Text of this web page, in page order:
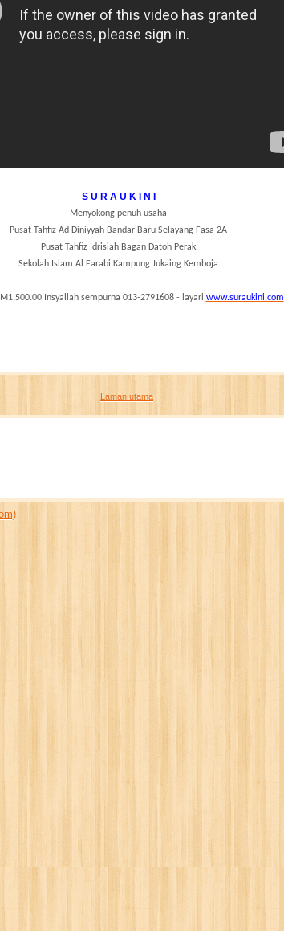
S U R A U K I N I
Menyokong penuh usaha
Pusat Tahfiz Ad Diniyyah Bandar Baru Selayang Fasa 2A
Pusat Tahfiz Idrisiah Bagan Datoh Perak
Sekolah Islam Al Farabi Kampung Jukaing Kemboja
Insyallah sempurna 013-2791608 - layari www.suraukini.com
Laman utama